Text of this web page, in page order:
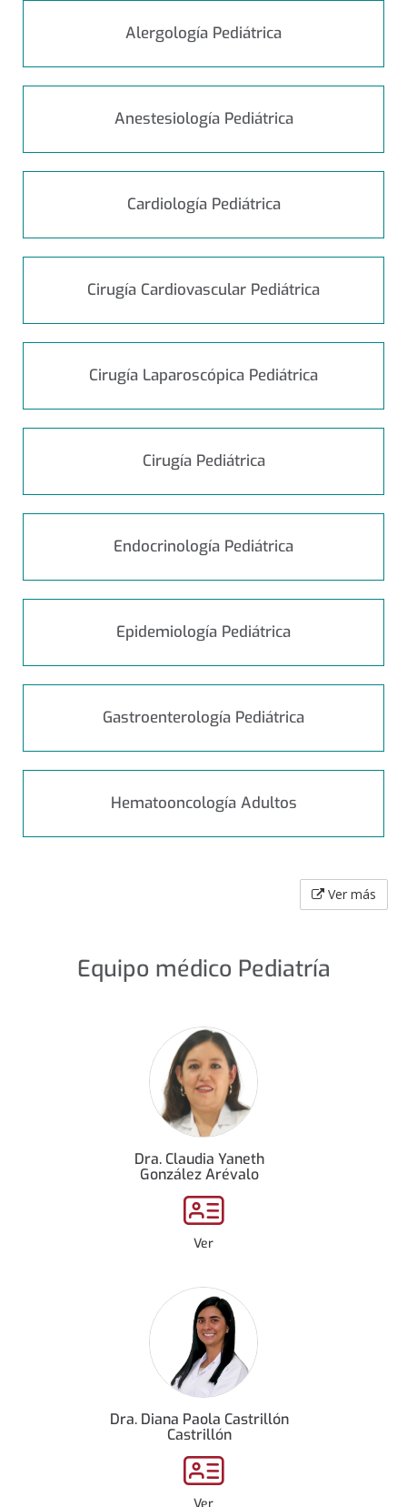
Alergología Pediátrica
Anestesiología Pediátrica
Cardiología Pediátrica
Cirugía Cardiovascular Pediátrica
Cirugía Laparoscópica Pediátrica
Cirugía Pediátrica
Endocrinología Pediátrica
Epidemiología Pediátrica
Gastroenterología Pediátrica
Hematooncología Adultos
Ver más
Equipo médico Pediatría
Dra. Claudia Yaneth
González Arévalo
Ver
Dra. Diana Paola Castrillón
Castrillón